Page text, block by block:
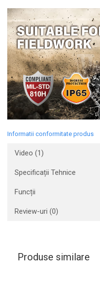
Informatii conformitate produs
Video (1)
Specificații Tehnice
Funcții
Review-uri (0)
Produse similare